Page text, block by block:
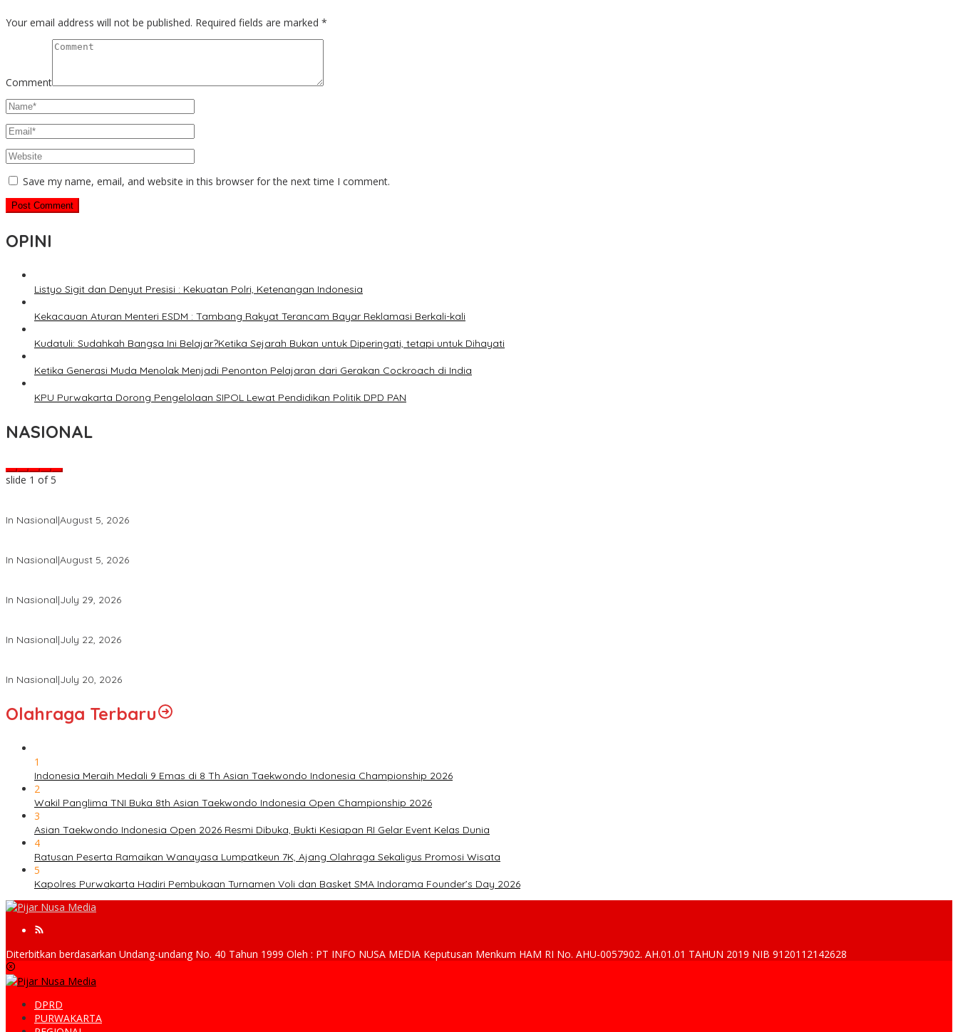
Your email address will not be published. Required fields are marked *
Comment
Save my name, email, and website in this browser for the next time I comment.
OPINI
Listyo Sigit dan Denyut Presisi : Kekuatan Polri, Ketenangan Indonesia
Kekacauan Aturan Menteri ESDM : Tambang Rakyat Terancam Bayar Reklamasi Berkali-kali
Kudatuli: Sudahkah Bangsa Ini Belajar?Ketika Sejarah Bukan untuk Diperingati, tetapi untuk Dihayati
Ketika Generasi Muda Menolak Menjadi Penonton Pelajaran dari Gerakan Cockroach di India
KPU Purwakarta Dorong Pengelolaan SIPOL Lewat Pendidikan Politik DPD PAN
NASIONAL
slide 2 of 5
Olahraga Terbaru
1
Indonesia Meraih Medali 9 Emas di 8 Th Asian Taekwondo Indonesia Championship 2026
2
Wakil Panglima TNI Buka 8th Asian Taekwondo Indonesia Open Championship 2026
3
Asian Taekwondo Indonesia Open 2026 Resmi Dibuka, Bukti Kesiapan RI Gelar Event Kelas Dunia
4
Ratusan Peserta Ramaikan Wanayasa Lumpatkeun 7K, Ajang Olahraga Sekaligus Promosi Wisata
5
Kapolres Purwakarta Hadiri Pembukaan Turnamen Voli dan Basket SMA Indorama Founder’s Day 2026
Diterbitkan berdasarkan Undang-undang No. 40 Tahun 1999 Oleh : PT INFO NUSA MEDIA Keputusan Menkum HAM RI No. AHU-0057902. AH.01.01 TAHUN 2019 NIB 9120112142628
DPRD
PURWAKARTA